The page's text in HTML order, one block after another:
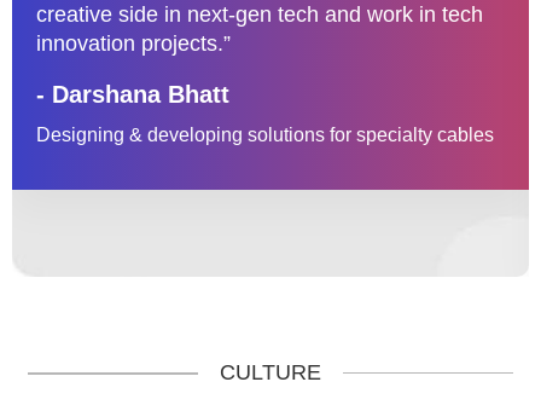
creative side in next-gen tech and work in tech
innovation projects.”
- Darshana Bhatt
Designing & developing solutions for specialty cables
CULTURE